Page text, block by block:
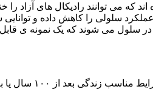
که می توانند رادیکال های آزاد
سلولی را کاهش داده و
سلول می شوند که یک نمونه ی
می کنند . این بیماری ها شامل